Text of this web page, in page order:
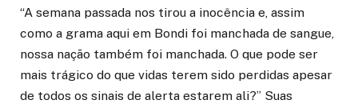
“A semana passada nos tirou a inocência e, assim
como a grama aqui em Bondi foi manchada de sangue,
nossa nação também foi manchada. O que pode ser
mais trágico do que vidas terem sido perdidas apesar
de todos os sinais de alerta estarem ali?” Suas